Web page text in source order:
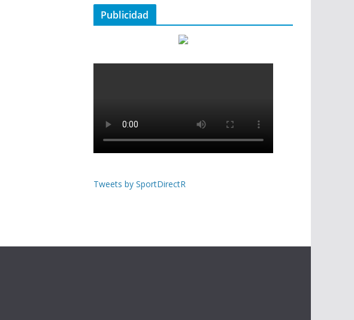
Publicidad
Tweets by SportDirectR